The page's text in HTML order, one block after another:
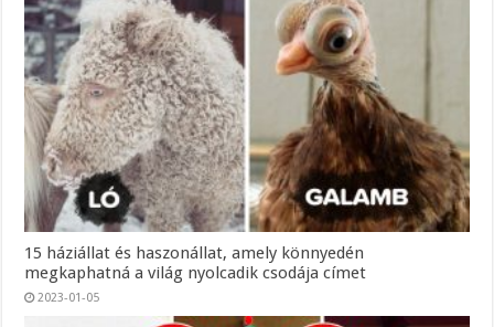
15 háziállat és haszonállat, amely könnyedén
megkaphatná a világ nyolcadik csodája címet
2023-01-05